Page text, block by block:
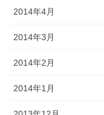
2014年4月
2014年3月
2014年2月
2014年1月